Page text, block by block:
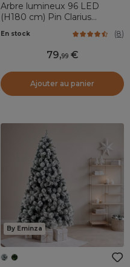
Arbre lumineux 96 LED
(H180 cm) Pin Clarius
En stock (8)
79,99
Ajouter au panier
By Eminza